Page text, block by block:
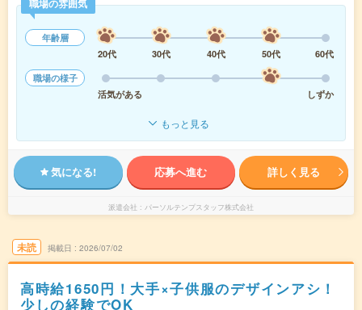
職場の雰囲気
年齢層
20代
30代 40代 50代
60代
職場の様子
活気がある
しずか
もっと見る
気になる! 応募へ進む 詳しく見る
派遣会社 パーソルテンプスタッフ株式会社
未読 掲載日 2026/07/02
高時給1650円！大手×子供服のデザインアシ！
少しの経験でOK